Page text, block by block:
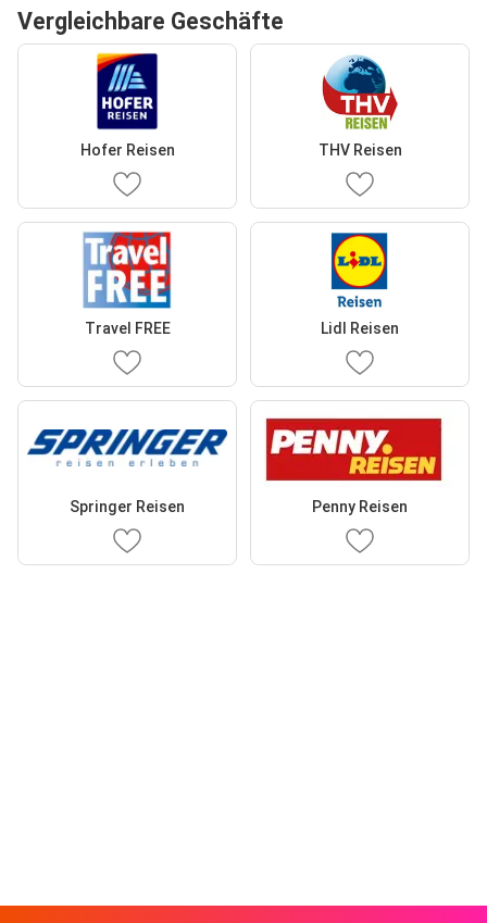
Vergleichbare Geschäfte
Hofer Reisen THV Reisen
Travel FREE Lidl Reisen
Springer Reisen Penny Reisen